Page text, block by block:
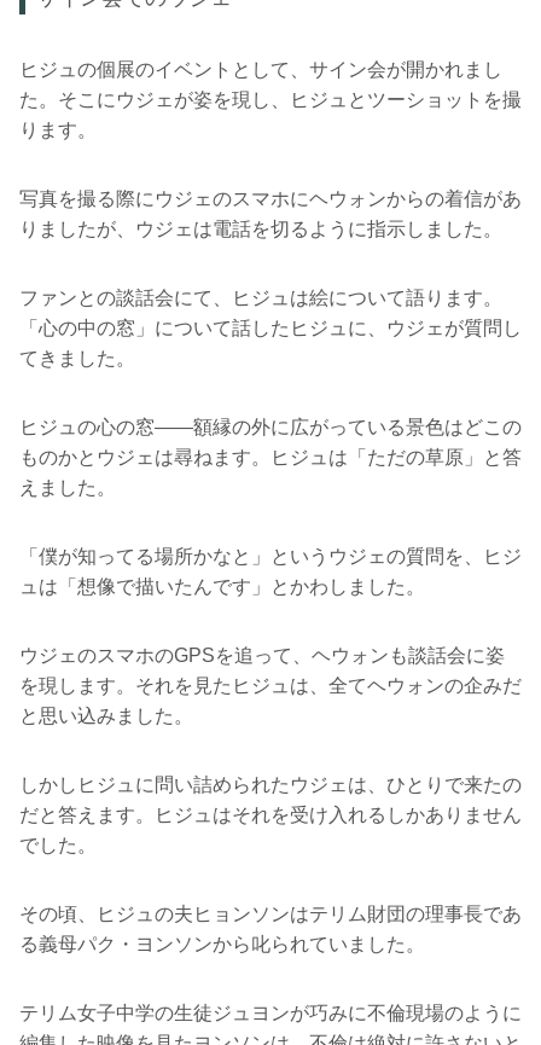
ヒジュの個展のイベントとして、サイン会が開かれまし
た。そこにウジェが姿を現し、ヒジュとツーショットを撮
ります。
写真を撮る際にウジェのスマホにヘウォンからの着信があ
りましたが、ウジェは電話を切るように指示しました。
ファンとの談話会にて、ヒジュは絵について語ります。
「心の中の窓」について話したヒジュに、ウジェが質問し
てきました。
ヒジュの心の窓――額縁の外に広がっている景色はどこの
ものかとウジェは尋ねます。ヒジュは「ただの草原」と答
えました。
「僕が知ってる場所かなと」というウジェの質問を、ヒジ
ュは「想像で描いたんです」とかわしました。
ウジェのスマホのGPSを追って、ヘウォンも談話会に姿
を現します。それを見たヒジュは、全てヘウォンの企みだ
と思い込みました。
しかしヒジュに問い詰められたウジェは、ひとりで来たの
だと答えます。ヒジュはそれを受け入れるしかありません
でした。
その頃、ヒジュの夫ヒョンソンはテリム財団の理事長であ
る義母パク・ヨンソンから叱られていました。
テリム女子中学の生徒ジュヨンが巧みに不倫現場のように